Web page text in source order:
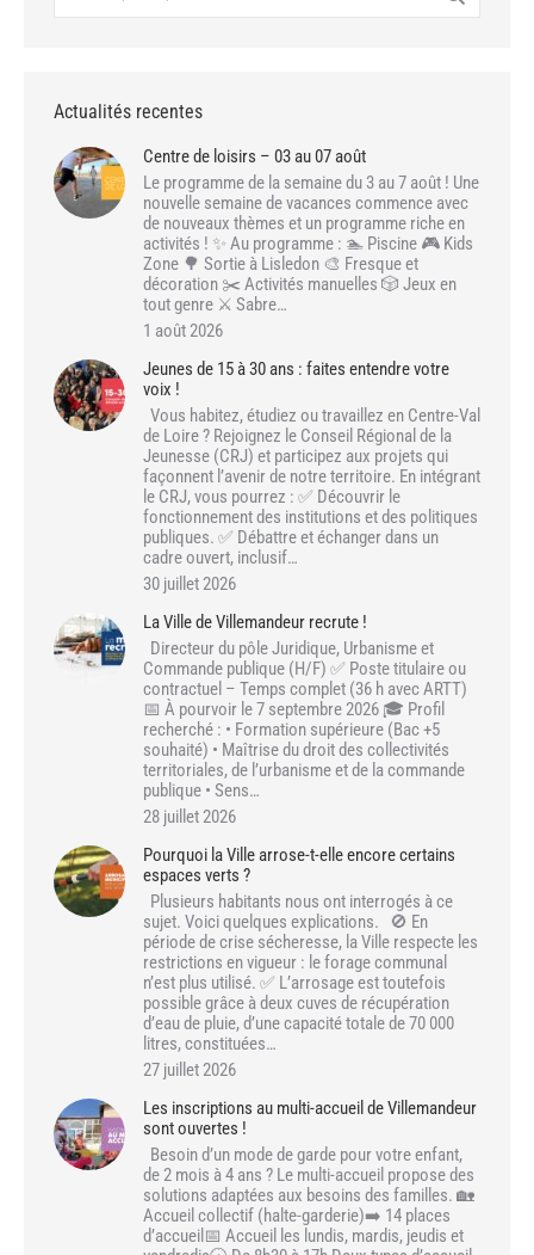
Actualités recentes
Centre de loisirs – 03 au 07 août
Le programme de la semaine du 3 au 7 août ! Une
nouvelle semaine de vacances commence avec
de nouveaux thèmes et un programme riche en
activités ! ✨ Au programme : 🏊 Piscine 🎮 Kids
Zone 🌳 Sortie à Lisledon 🎨 Fresque et
décoration ✂️ Activités manuelles 🎲 Jeux en
tout genre ⚔️ Sabre…
1 août 2026
Jeunes de 15 à 30 ans : faites entendre votre
voix !
Vous habitez, étudiez ou travaillez en Centre-Val
de Loire ? Rejoignez le Conseil Régional de la
Jeunesse (CRJ) et participez aux projets qui
façonnent l’avenir de notre territoire. En intégrant
le CRJ, vous pourrez : ✅ Découvrir le
fonctionnement des institutions et des politiques
publiques. ✅ Débattre et échanger dans un
cadre ouvert, inclusif…
30 juillet 2026
La Ville de Villemandeur recrute !
Directeur du pôle Juridique, Urbanisme et
Commande publique (H/F) ✅ Poste titulaire ou
contractuel – Temps complet (36 h avec ARTT)
📅 À pourvoir le 7 septembre 2026 🎓 Profil
recherché : • Formation supérieure (Bac +5
souhaité) • Maîtrise du droit des collectivités
territoriales, de l’urbanisme et de la commande
publique • Sens…
28 juillet 2026
Pourquoi la Ville arrose-t-elle encore certains
espaces verts ?
Plusieurs habitants nous ont interrogés à ce
sujet. Voici quelques explications. 🚫 En
période de crise sécheresse, la Ville respecte les
restrictions en vigueur : le forage communal
n’est plus utilisé. ✅ L’arrosage est toutefois
possible grâce à deux cuves de récupération
d’eau de pluie, d’une capacité totale de 70 000
litres, constituées…
27 juillet 2026
Les inscriptions au multi-accueil de Villemandeur
sont ouvertes !
Besoin d’un mode de garde pour votre enfant,
de 2 mois à 4 ans ? Le multi-accueil propose des
solutions adaptées aux besoins des familles. 🏡
Accueil collectif (halte-garderie)➡️ 14 places
d’accueil📅 Accueil les lundis, mardis, jeudis et